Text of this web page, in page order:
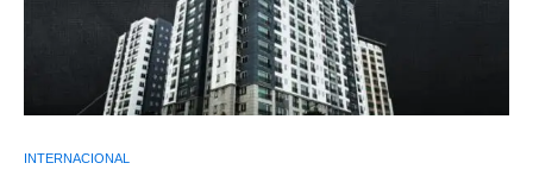
INTERNACIONAL